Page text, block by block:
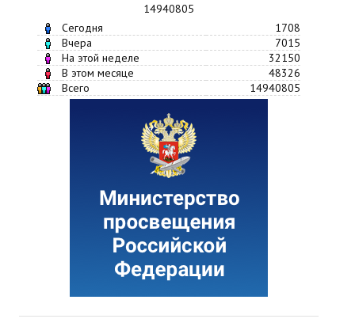
14940805
Сегодня
1708
Вчера
7015
На этой неделе
32150
В этом месяце
48326
Всего
14940805